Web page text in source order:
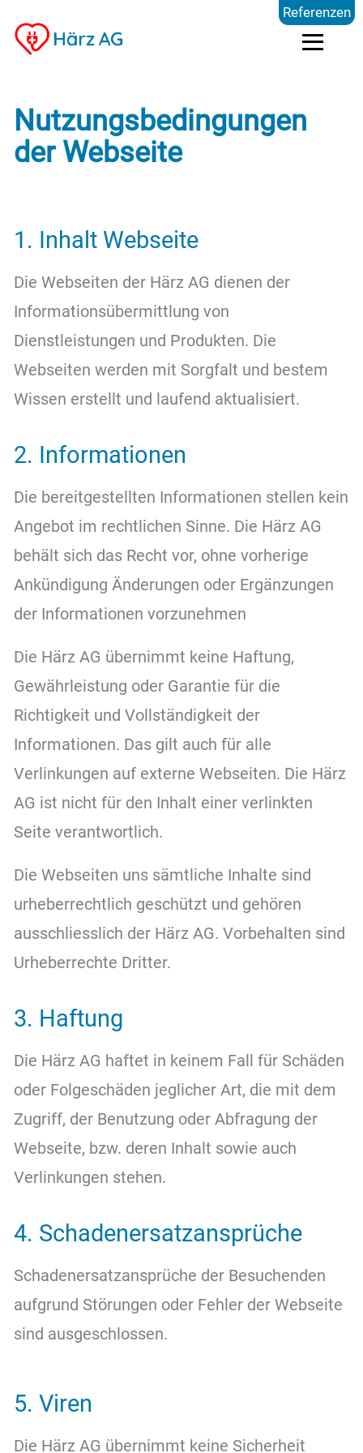
Dienstleistungen
Kompetenzen
Referenzen
Über uns
Kontakt
Nutzungsbedingungen
der Webseite
1. Inhalt Webseite
Die Webseiten der Härz AG dienen der
Informationsübermittlung von
Dienstleistungen und Produkten. Die
Webseiten werden mit Sorgfalt und bestem
Wissen erstellt und laufend aktualisiert.
2. Informationen
Die bereitgestellten Informationen stellen kein
Angebot im rechtlichen Sinne. Die Härz AG
behält sich das Recht vor, ohne vorherige
Ankündigung Änderungen oder Ergänzungen
der Informationen vorzunehmen
Die Härz AG übernimmt keine Haftung,
Gewährleistung oder Garantie für die
Richtigkeit und Vollständigkeit der
Informationen. Das gilt auch für alle
Verlinkungen auf externe Webseiten. Die Härz
AG ist nicht für den Inhalt einer verlinkten
Seite verantwortlich.
Die Webseiten uns sämtliche Inhalte sind
urheberrechtlich geschützt und gehören
ausschliesslich der Härz AG. Vorbehalten sind
Urheberrechte Dritter.
3. Haftung
Die Härz AG haftet in keinem Fall für Schäden
oder Folgeschäden jeglicher Art, die mit dem
Zugriff, der Benutzung oder Abfragung der
Webseite, bzw. deren Inhalt sowie auch
Verlinkungen stehen.
4. Schadenersatzansprüche
Schadenersatzansprüche der Besuchenden
aufgrund Störungen oder Fehler der Webseite
sind ausgeschlossen.
5. Viren
Die Härz AG übernimmt keine Sicherheit
Referenzen